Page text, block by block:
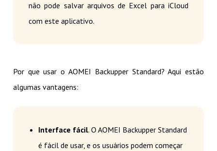
não pode salvar arquivos de Excel para iCloud
com este aplicativo.
Por que usar o AOMEI Backupper Standard? Aqui estão
algumas vantagens:
Interface fácil. O AOMEI Backupper Standard
é fácil de usar, e os usuários podem começar